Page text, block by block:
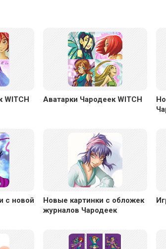
WITCH
Аватарки Чародеек WITCH
с новой
Новые картинки с обложек
журналов Чародеек